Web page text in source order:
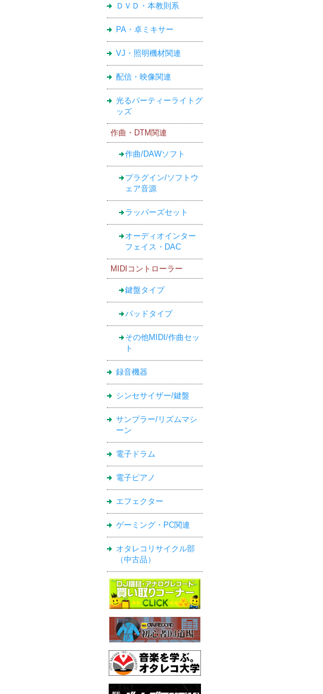
ＤＶＤ・本教則系
PA・卓ミキサー
VJ・照明機材関連
配信・映像関連
光るパーティーライトグ
ッズ
作曲・DTM関連
作曲/DAWソフト
プラグイン/ソフトウ
ェア音源
ラッパーズセット
オーディオインター
フェイス・DAC
MIDIコントローラー
鍵盤タイプ
パッドタイプ
その他MIDI/作曲セッ
ト
録音機器
シンセサイザー/鍵盤
サンプラー/リズムマシ
ーン
電子ドラム
電子ピアノ
エフェクター
ゲーミング・PC関連
オタレコリサイクル部
（中古品）